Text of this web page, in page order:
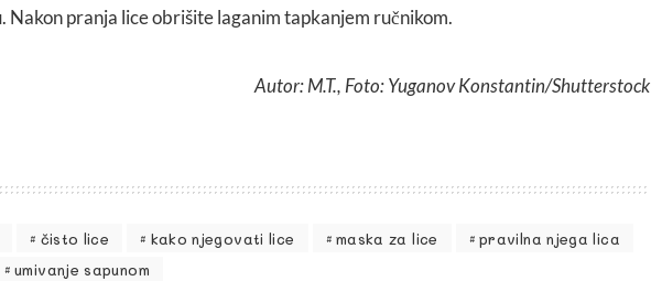
Nakon pranja lice obrišite laganim tapkanjem ručnikom.
Autor: M.T., Foto: Yuganov Konstantin/Shutterstock
čisto lice kako njegovati lice maska za lice
pravilna njega lica
umivanje sapunom